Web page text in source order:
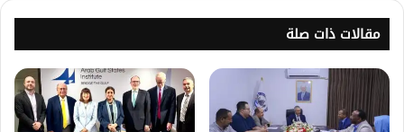
مقالات ذات صلة